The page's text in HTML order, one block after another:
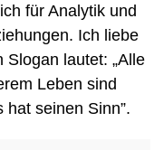
für Analytik und
Ich liebe
Slogan lautet: „Alle
Leben sind
hat seinen Sinn”.